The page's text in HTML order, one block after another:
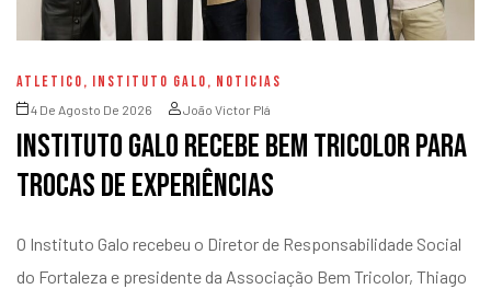
ATLETICO, INSTITUTO GALO, NOTICIAS
4 De Agosto De 2026 João Victor Plá
Instituto Galo recebe Bem Tricolor para
trocas de experiências
O Instituto Galo recebeu o Diretor de Responsabilidade Social
do Fortaleza e presidente da Associação Bem Tricolor, Thiago